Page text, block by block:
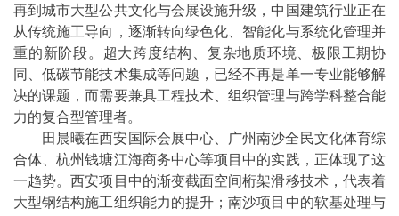
再到城市大型公共文化与会展设施升级，中国建筑行业正在
从传统施工导向，逐渐转向绿色化、智能化与系统化管理并
重的新阶段。超大跨度结构、复杂地质环境、极限工期协
同、低碳节能技术集成等问题，已经不再是单一专业能够解
决的课题，而需要兼具工程技术、组织管理与跨学科整合能
力的复合型管理者。
田晨曦在西安国际会展中心、广州南沙全民文化体育综
合体、杭州钱塘江海商务中心等项目中的实践，正体现了这
一趋势。西安项目中的渐变截面空间桁架滑移技术，代表着
大型钢结构施工组织能力的提升；南沙项目中的软基处理与